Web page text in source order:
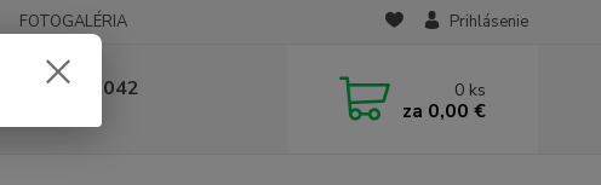
FOTOGALÉRIA Prihlásenie
0948 236 042 0 ks
za 0,00 €